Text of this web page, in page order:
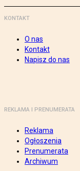
KONTAKT
O nas
Kontakt
Napisz do nas
REKLAMA I PRENUMERATA
Reklama
Ogłoszenia
Prenumerata
Archiwum